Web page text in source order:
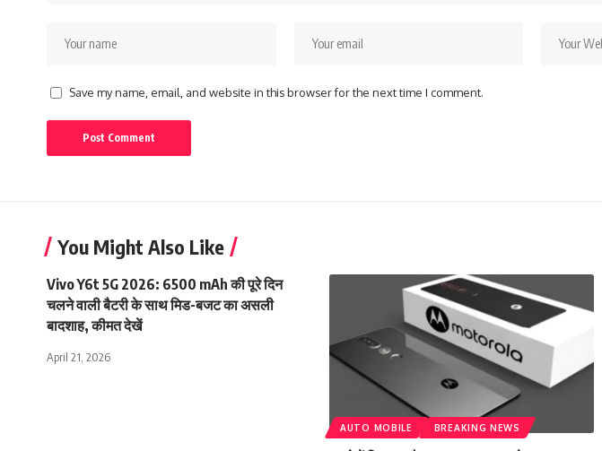
Save my name, email, and website in this browser for the next time I comment.
You Might Also Like
Vivo Y6t 5G 2026: 6500 mAh की पूरे दिन
चलने वाली बैटरी के साथ मिड-बजट का असली
बादशाह, कीमत देखें
April 21, 2026
AUTO MOBILE BREAKING NEWS